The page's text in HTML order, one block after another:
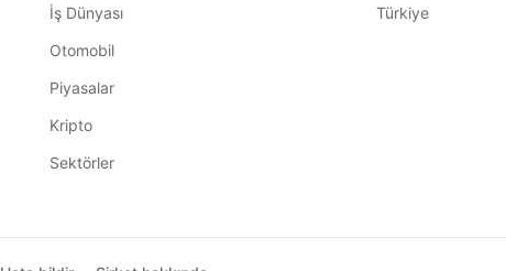
İş Dünyası
Otomobil
Piyasalar
Kripto
Sektörler
Türkiye